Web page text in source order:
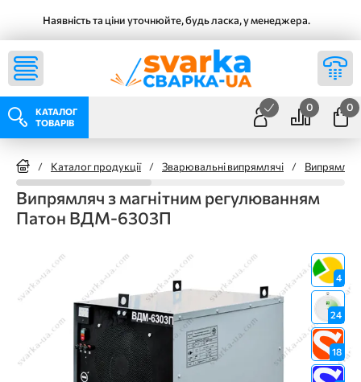
Наявність та ціни уточнюйте, будь ласка, у менеджера.
КАТАЛОГ
ТОВАРІВ
0 0
/ Каталог продукції / Зварювальні випрямлячі /
Випрямляч з магнітним регулюванням
Патон ВДМ-6303П
4
24
18